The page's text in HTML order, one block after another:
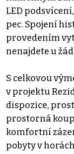
LED
pec. Spojení
provedením
nenajdete u
S celkovou
v projektu
dispozice,
prostorná
komfortní
pobyty v